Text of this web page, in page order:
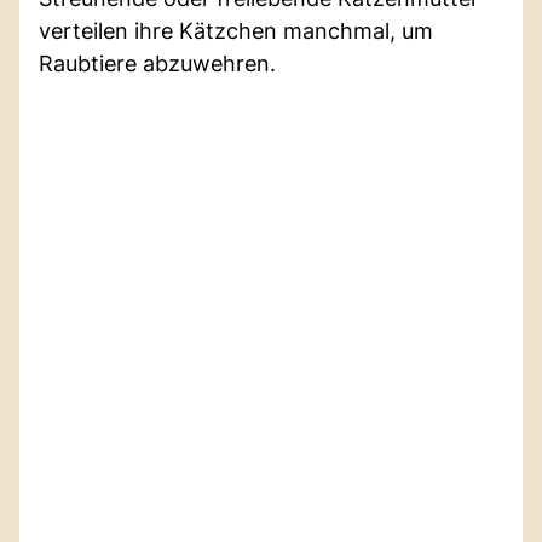
verteilen ihre Kätzchen manchmal, um
Raubtiere abzuwehren.